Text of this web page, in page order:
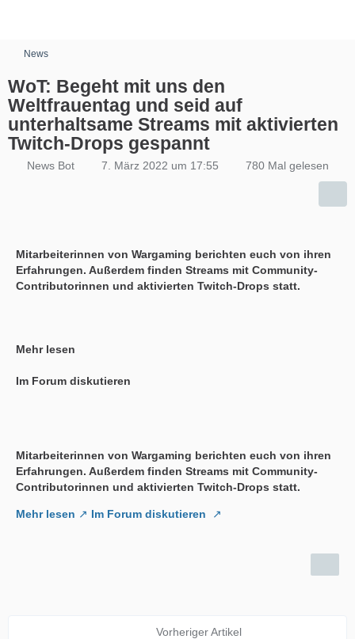
News
WoT: Begeht mit uns den
Weltfrauentag und seid auf
unterhaltsame Streams mit aktivierten
Twitch-Drops gespannt
News Bot 7. März 2022 um 17:55 780 Mal gelesen
Mitarbeiterinnen von Wargaming berichten euch von ihren
Erfahrungen. Außerdem finden Streams mit Community-
Contributorinnen und aktivierten Twitch-Drops statt.
Mehr lesen
Im Forum diskutieren
Mitarbeiterinnen von Wargaming berichten euch von ihren
Erfahrungen. Außerdem finden Streams mit Community-
Contributorinnen und aktivierten Twitch-Drops statt.
Mehr lesen Im Forum diskutieren
Vorheriger Artikel